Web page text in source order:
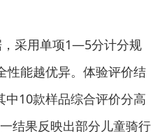
采用单项1—5分计分规
性能越优异。体验评价结
10款样品综合评价分高
结果反映出部分儿童骑行